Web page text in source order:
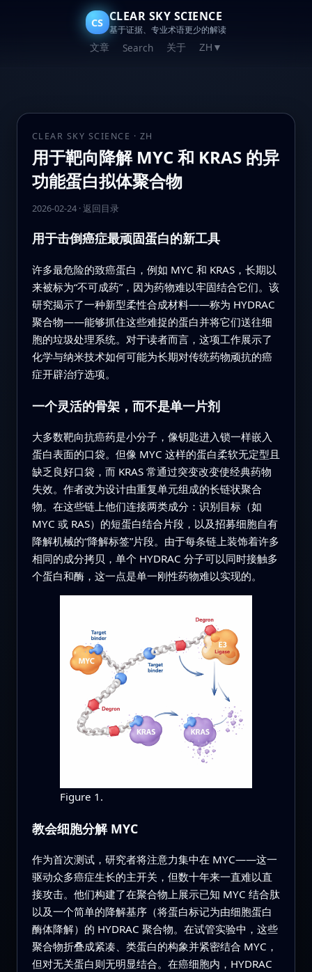
CS CLEAR SKY SCIENCE
基于证据、专业术语更少的解读
文章 Search 关于 ZH ▼
CLEAR SKY SCIENCE · ZH
用于靶向降解 MYC 和 KRAS 的异
功能蛋白拟体聚合物
2026-02-24· 返回目录
用于击倒癌症最顽固蛋白的新工具
许多最危险的致癌蛋白，例如 MYC 和 KRAS，长期以
来被标为“不可成药”，因为药物难以牢固结合它们。该
研究揭示了一种新型柔性合成材料——称为 HYDRAC
聚合物——能够抓住这些难捉的蛋白并将它们送往细
胞的垃圾处理系统。对于读者而言，这项工作展示了
化学与纳米技术如何可能为长期对传统药物顽抗的癌
症开辟治疗选项。
一个灵活的骨架，而不是单一片剂
大多数靶向抗癌药是小分子，像钥匙进入锁一样嵌入
蛋白表面的口袋。但像 MYC 这样的蛋白柔软无定型且
缺乏良好口袋，而 KRAS 常通过突变改变使经典药物
失效。作者改为设计由重复单元组成的长链状聚合
物。在这些链上他们连接两类成分：识别目标（如
MYC 或 RAS）的短蛋白结合片段，以及招募细胞自有
降解机械的“降解标签”片段。由于每条链上装饰着许多
相同的成分拷贝，单个 HYDRAC 分子可以同时接触多
个蛋白和酶，这一点是单一刚性药物难以实现的。
Figure 1.
教会细胞分解 MYC
作为首次测试，研究者将注意力集中在 MYC——这一
驱动众多癌症生长的主开关，但数十年来一直难以直
接攻击。他们构建了在聚合物上展示已知 MYC 结合肽
以及一个简单的降解基序（将蛋白标记为由细胞蛋白
酶体降解）的 HYDRAC 聚合物。在试管实验中，这些
聚合物折叠成紧凑、类蛋白的构象并紧密结合 MYC，
但对无关蛋白则无明显结合。在癌细胞内，HYDRAC